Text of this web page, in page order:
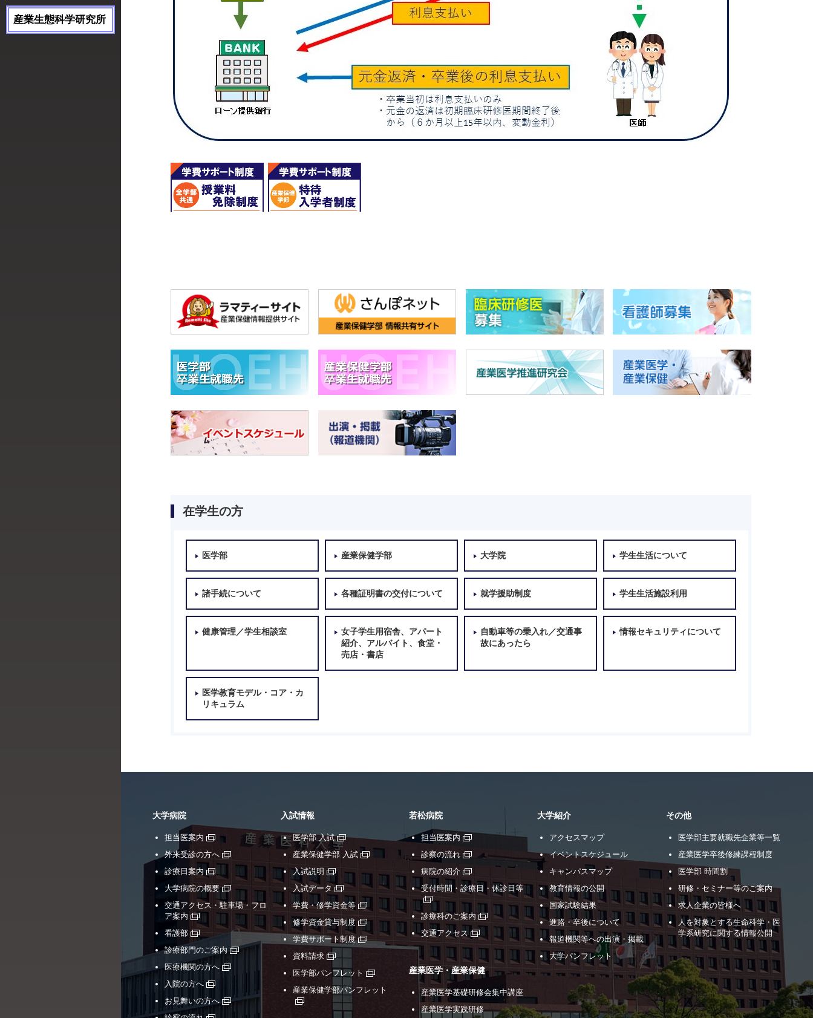
産業生態科学研究所
在学生の方
医学部 産業保健学部 大学院 学生生活について
諸手続について 各種証明書の交付について 就学援助制度 学生生活施設利用
健康管理／学生相談室
女子学生用宿舎、アパート
紹介、アルバイト、食堂・
売店・書店
自動車等の乗入れ／交通事
故にあったら
情報セキュリティについて
医学教育モデル・コア・カ
リキュラム
大学病院
担当医案内
外来受診の方へ
診療日案内
大学病院の概要
交通アクセス・駐車場・フロ
ア案内
看護部
診療部門のご案内
医療機関の方へ
入院の方へ
お見舞いの方へ
入試情報
医学部 入試
産業保健学部 入試
入試説明
入試データ
学費・修学資金等
修学資金貸与制度
学費サポート制度
資料請求
医学部パンフレット
産業保健学部パンフレット
若松病院
担当医案内
診察の流れ
病院の紹介
受付時間・診療日・休診日等
診療科のご案内
交通アクセス
産業医学・産業保健
産業医学基礎研修会集中講座
産業医学実践研修
大学紹介
アクセスマップ
イベントスケジュール
キャンパスマップ
教育情報の公開
国家試験結果
進路・卒後について
報道機関等への出演・掲載
大学パンフレット
その他
医学部主要就職先企業等一覧
産業医学卒後修練課程制度
医学部 時間割
研修・セミナー等のご案内
求人企業の皆様へ
人を対象とする生命科学・医
学系研究に関する情報公開